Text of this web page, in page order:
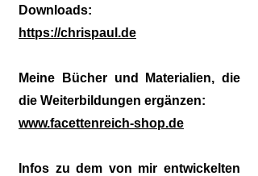
Downloads:
https://chrispaul.de
Meine Bücher und Materialien, die
die Weiterbildungen ergänzen:
www.facettenreich-shop.de
Infos zu dem von mir entwickelten